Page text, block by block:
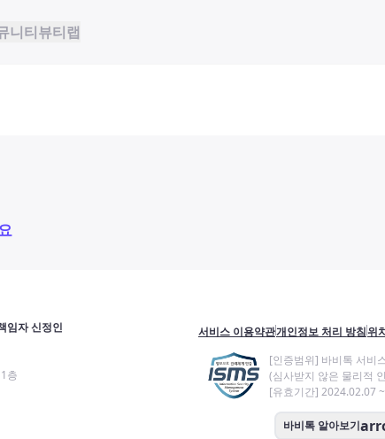
니티뷰티랩
임자 신정인
층
서비스 이용약관개인정보 처리 방침위
[인증범위] 바비톡 서비
(심사받지 않은 물리적
[유효기간] 2024.02.07
바비톡 알아보기